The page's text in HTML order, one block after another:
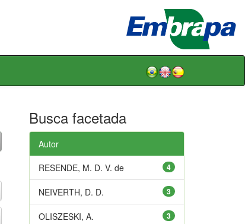
Busca facetada
Autor
4
RESENDE, M. D. V. de
3
NEIVERTH, D. D.
3
OLISZESKI, A.